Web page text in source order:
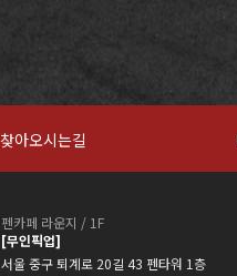
찾아오시는길
펜카페 라운지 / 1F
[무인픽업]
서울 중구 퇴계로 20길 43 펜타워 1층